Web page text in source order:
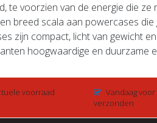
te voorzien van de energie die
breed scala aan powercases
zijn compact, licht van gewicht
hoogwaardige en duurzame
voorraad
Vandaag
verzonden